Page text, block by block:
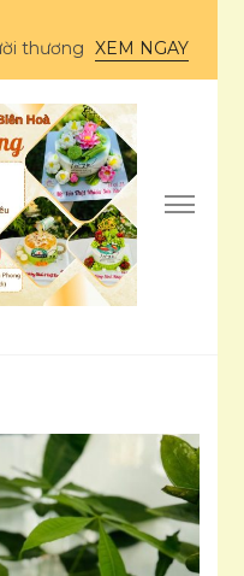
thương XEM NGAY
sinh
– Bếp